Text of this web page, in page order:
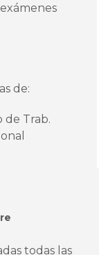
de:
de Trab.
todas las